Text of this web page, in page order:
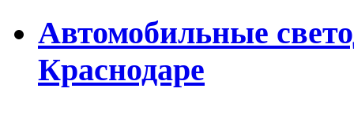
Автомобильные
Краснодаре